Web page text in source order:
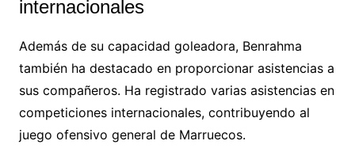
internacionales
Además de su capacidad goleadora, Benrahma
también ha destacado en proporcionar asistencias a
sus compañeros. Ha registrado varias asistencias en
competiciones internacionales, contribuyendo al
juego ofensivo general de Marruecos.